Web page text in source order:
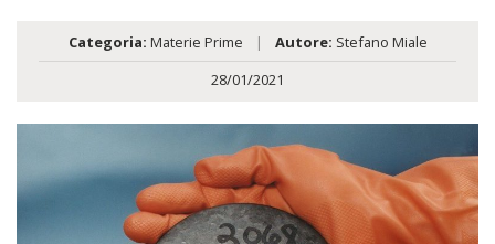
Categoria: Materie Prime | Autore: Stefano Miale
28/01/2021